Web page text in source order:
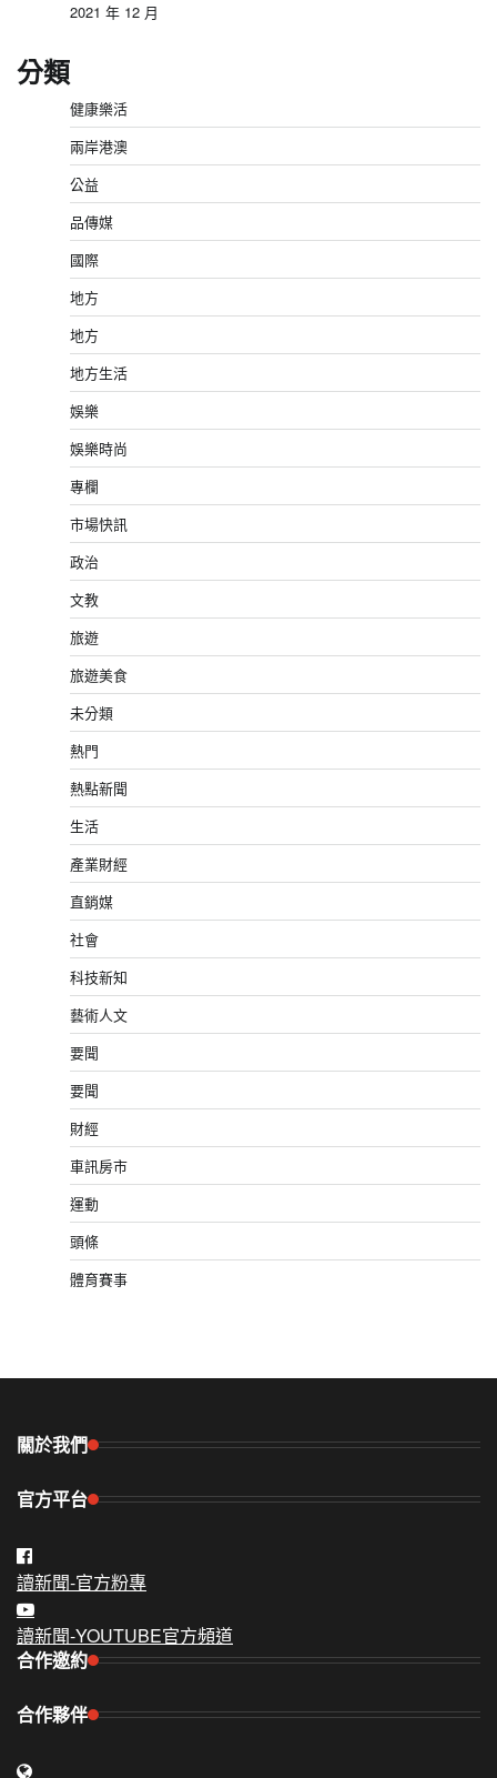
2021 年 12 月
分類
健康樂活
兩岸港澳
公益
品傳媒
國際
地方
地方
地方生活
娛樂
娛樂時尚
專欄
市場快訊
政治
文教
旅遊
旅遊美食
未分類
熱門
熱點新聞
生活
產業財經
直銷媒
社會
科技新知
藝術人文
要聞
要聞
財經
車訊房市
運動
頭條
體育賽事
關於我們
官方平台
讀新聞-官方粉專
讀新聞-YOUTUBE官方頻道
合作邀約
合作夥伴